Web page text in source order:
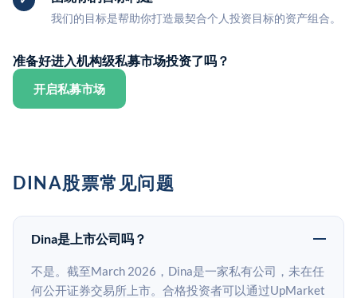
我们的目标是帮助你打造最契合个人投资目标的资产组合。
准备好进入机构级私募市场投资了吗？
开启私募市场
DINA股票常见问题
Dina是上市公司吗？
不是。截至March 2026，Dina是一家私有公司，未在任
何公开证券交易所上市。合格投资者可以通过UpMarket